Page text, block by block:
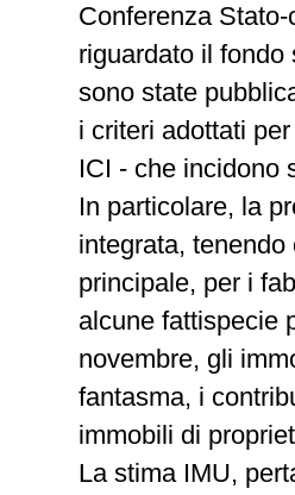
Conferenza
riguardato il
sono state
i criteri adottati
ICI - che incidono
In particolare, la
integrata,
principale, per i
alcune fattispecie
novembre, gli
fantasma, i
immobili di
La stima IMU,